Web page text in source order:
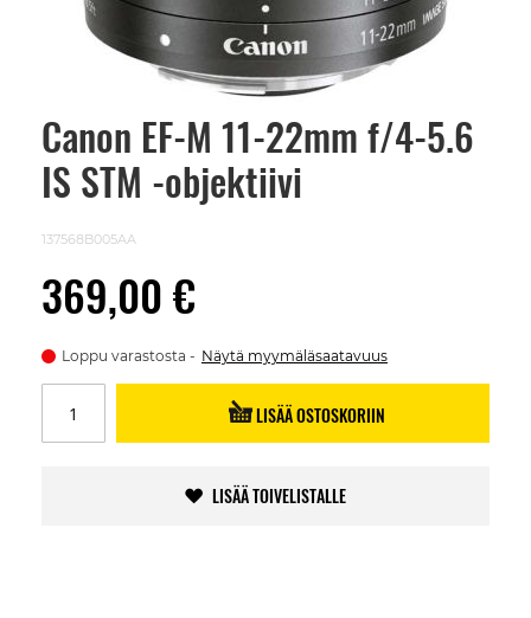
Canon EF-M 11-22mm f/4-5.6
IS STM -objektiivi
137568B005AA
369,00 €
Loppu varastosta Näytä myymäläsaatavuus
LISÄÄ OSTOSKORIIN
LISÄÄ TOIVELISTALLE
Skip
beginning
images